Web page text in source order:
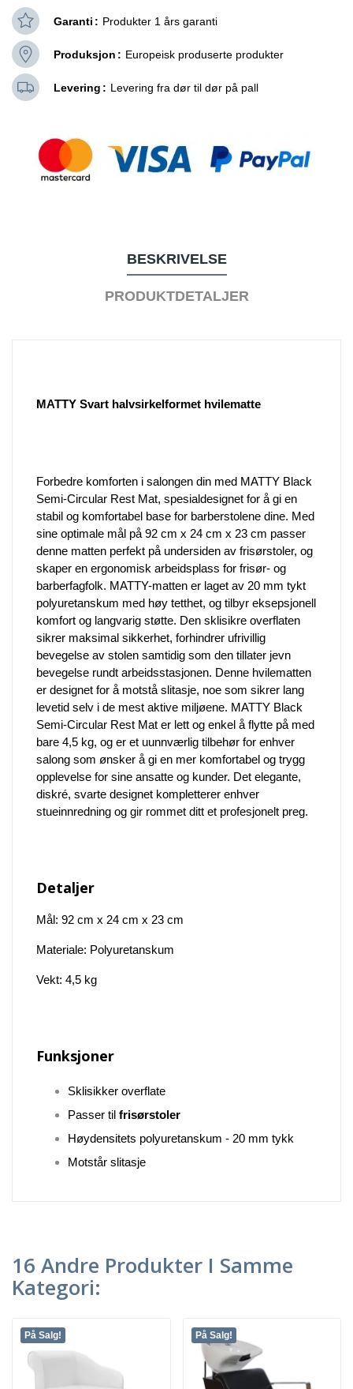
Garanti Produkter 1 års garanti
Produksjon Europeisk produserte produkter
Levering Levering fra dør til dør på pall
BESKRIVELSE
PRODUKTDETALJER
MATTY Svart halvsirkelformet hvilematte
Forbedre komforten i salongen din med MATTY Black
Semi-Circular Rest Mat, spesialdesignet for å gi en
stabil og komfortabel base for barberstolene dine. Med
sine optimale mål på 92 cm x 24 cm x 23 cm passer
denne matten perfekt på undersiden av frisørstoler, og
skaper en ergonomisk arbeidsplass for frisør- og
barberfagfolk. MATTY-matten er laget av 20 mm tykt
polyuretanskum med høy tetthet, og tilbyr eksepsjonell
komfort og langvarig støtte. Den sklisikre overflaten
sikrer maksimal sikkerhet, forhindrer ufrivillig
bevegelse av stolen samtidig som den tillater jevn
bevegelse rundt arbeidsstasjonen. Denne hvilematten
er designet for å motstå slitasje, noe som sikrer lang
levetid selv i de mest aktive miljøene. MATTY Black
Semi-Circular Rest Mat er lett og enkel å flytte på med
bare 4,5 kg, og er et uunnværlig tilbehør for enhver
salong som ønsker å gi en mer komfortabel og trygg
opplevelse for sine ansatte og kunder. Det elegante,
diskré, svarte designet kompletterer enhver
stueinnredning og gir rommet ditt et profesjonelt preg.
Detaljer
Mål: 92 cm x 24 cm x 23 cm
Materiale: Polyuretanskum
Vekt: 4,5 kg
Funksjoner
Sklisikker overflate
Passer til frisørstoler
Høydensitets polyuretanskum - 20 mm tykk
Motstår slitasje
16 Andre Produkter I Samme
Kategori:
På Salg! På Salg!